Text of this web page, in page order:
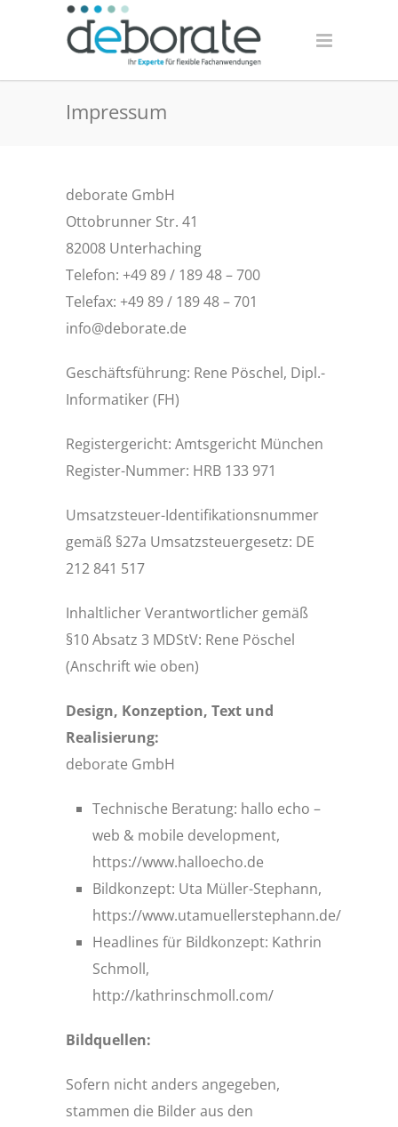
Impressum
deborate GmbH
Ottobrunner Str. 41
82008 Unterhaching
Telefon: +49 89 / 189 48 – 700
Telefax: +49 89 / 189 48 – 701
info@deborate.de
Geschäftsführung: Rene Pöschel, Dipl.-
Informatiker (FH)
Registergericht: Amtsgericht München
Register-Nummer: HRB 133 971
Umsatzsteuer-Identifikationsnummer
gemäß §27a Umsatzsteuergesetz: DE
212 841 517
Inhaltlicher Verantwortlicher gemäß
§10 Absatz 3 MDStV: Rene Pöschel
(Anschrift wie oben)
Design, Konzeption, Text und
Realisierung:
deborate GmbH
Technische Beratung: hallo echo –
web & mobile development,
https://www.halloecho.de
Bildkonzept: Uta Müller-Stephann,
https://www.utamuellerstephann.de/
Headlines für Bildkonzept: Kathrin
Schmoll,
http://kathrinschmoll.com/
Bildquellen:
Sofern nicht anders angegeben,
stammen die Bilder aus den